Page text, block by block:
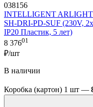
038156
INTELLIGENT ARLIGHT
SH-DRI-PD-SUF (230V,
IP20 Пластик, 5 лет)
8 37601
₽/шт
В наличии
Коробка (картон) 1 шт —